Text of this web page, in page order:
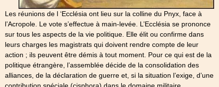
Les réunions de l ‘Ecclésia ont lieu sur la colline du Pnyx, face à
l’Acropole. Le vote s’effectue à main-levée. L’Ecclésia se prononce
sur tous les aspects de la vie politique. Elle élit ou confirme dans
leurs charges les magistrats qui doivent rendre compte de leur
action ; ils peuvent être démis à tout moment. Pour ce qui est de la
politique étrangère, l’assemblée décide de la consolidation des
alliances, de la déclaration de guerre et, si la situation l’exige, d’une
contribution spéciale (cisphora) dans le domaine militaire.